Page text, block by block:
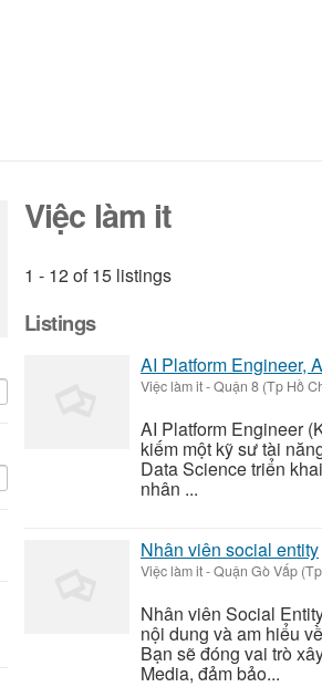
Việc làm it
1 - 12 of 15 listings
Listings
AI Platform Engineer,
Việc làm it-Quận 8 (Tp Hồ
AI Platform Engineer
kiếm một kỹ sư tài
Data Science triển
nhân ...
Nhân viên social entity
Việc làm it-Quận Gò Vấp
Nhân viên Social
nội dung và am hiểu
Bạn sẽ đóng vai trò
Media, đảm bảo...